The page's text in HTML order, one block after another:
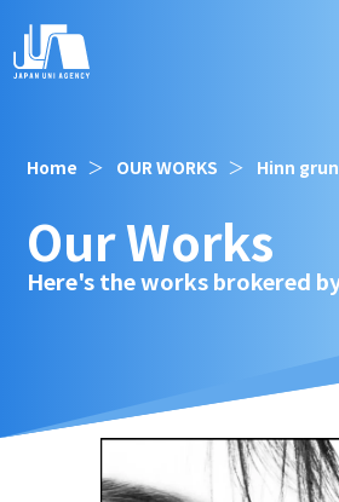
Home OUR WORKS Hinn
Our Works
Here's the works brokered